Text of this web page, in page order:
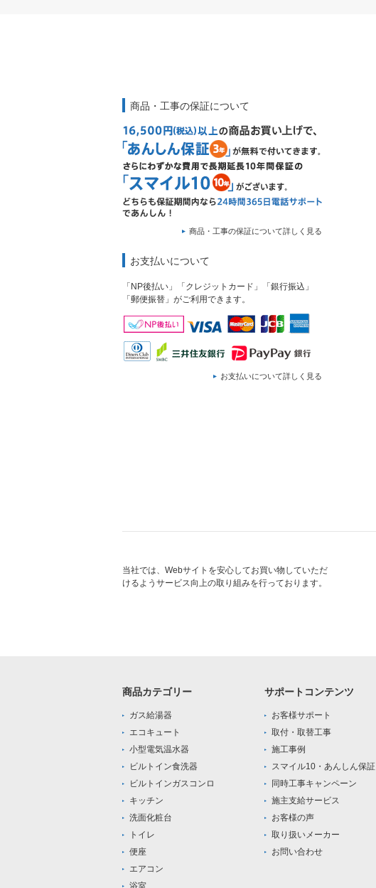
商品・工事の保証について
商品・工事の保証について詳しく見る
お支払いについて
「NP後払い」「クレジットカード」「銀行振込」
「郵便振替」がご利用できます。
お支払いについて詳しく見る
当社では、Webサイトを安心してお買い物していただ
けるようサービス向上の取り組みを行っております。
商品カテゴリー
ガス給湯器
エコキュート
小型電気温水器
ビルトイン食洗器
ビルトインガスコンロ
キッチン
洗面化粧台
トイレ
便座
エアコン
浴室
サポートコンテンツ
お客様サポート
取付・取替工事
施工事例
スマイル10・あんしん保証
同時工事キャンペーン
施主支給サービス
お客様の声
取り扱いメーカー
お問い合わせ